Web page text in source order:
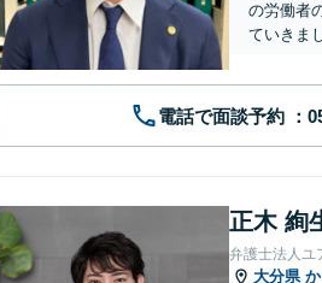
の労働者
ていきま
電話で面談予約
正木 絢
弁護士法人ユ
大分県